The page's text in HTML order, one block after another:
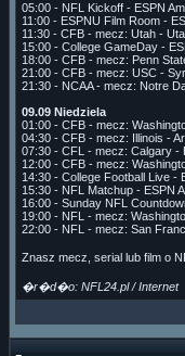
05:00 - NFL Kickoff - ESPN
11:00 - ESPNU Film Room -
11:30 - CFB - mecz: Utah -
15:00 - College GameDay -
18:00 - CFB - mecz: Penn
21:00 - CFB - mecz: USC -
21:30 - NCAA - mecz: Notre
09.09 Niedziela
01:00 - CFB - mecz:
04:30 - CFB - mecz: Illinois -
07:30 - CFL - mecz: Calgary -
12:00 - CFB - mecz:
14:30 - College Football Live -
15:30 - NFL Matchup - ESPN
16:00 - Sunday NFL
19:00 - NFL - mecz:
22:00 - NFL - mecz: San
Znasz mecz, serial lub film o
�r�d�o: NFL24.pl / Internet